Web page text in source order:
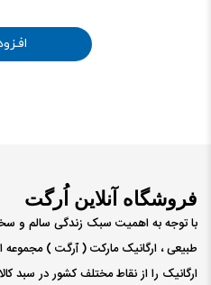
فروشگاه آنلاین اُرگت
با توجه به اهمیت سبک زندگی سالم و
طبیعی ، ارگانیک مارکت ( ٱرگت )
ارگانیک را از نقاط مختلف کشور در سبد